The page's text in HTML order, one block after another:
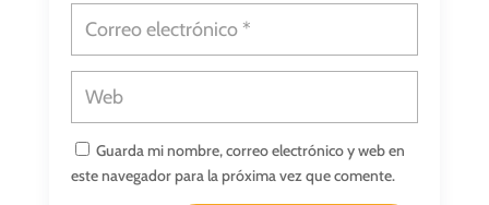
Guarda mi nombre, correo electrónico y web en
este navegador para la próxima vez que comente.